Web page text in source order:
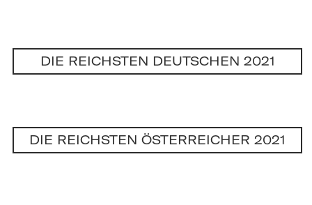
DIE REICHSTEN DEUTSCHEN 2021
DIE REICHSTEN ÖSTERREICHER 2021